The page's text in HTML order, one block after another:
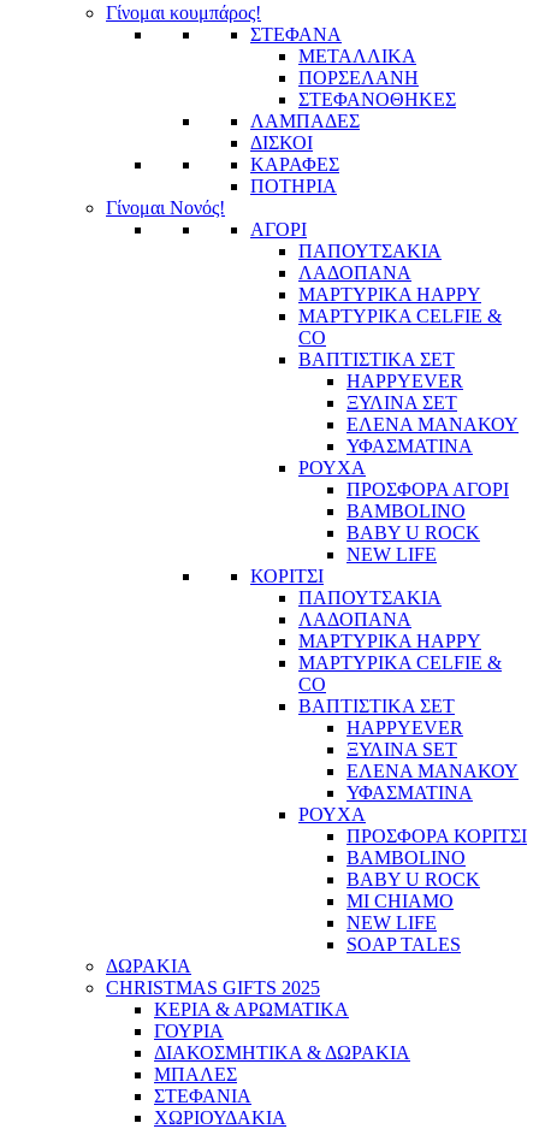
Γίνομαι κουμπάρος!
ΣΤΕΦΑΝΑ
ΜΕΤΑΛΛΙΚΑ
ΠΟΡΣΕΛΑΝΗ
ΣΤΕΦΑΝΟΘΗΚΕΣ
ΛΑΜΠΑΔΕΣ
ΔΙΣΚΟΙ
ΚΑΡΑΦΕΣ
ΠΟΤΗΡΙΑ
Γίνομαι Νονός!
ΑΓΟΡΙ
ΠΑΠΟΥΤΣΑΚΙΑ
ΛΑΔΟΠΑΝΑ
ΜΑΡΤΥΡΙΚΑ HAPPY
ΜΑΡΤΥΡΙΚΑ CELFIE &
CO
ΒΑΠΤΙΣΤΙΚΑ ΣΕΤ
HAPPYEVER
ΞΥΛΙΝΑ ΣΕΤ
ΕΛΕΝΑ ΜΑΝΑΚΟΥ
ΥΦΑΣΜΑΤΙΝΑ
ΡΟΥΧΑ
ΠΡΟΣΦΟΡΑ ΑΓΟΡΙ
BAMBOLINO
BABY U ROCK
NEW LIFE
ΚΟΡΙΤΣΙ
ΠΑΠΟΥΤΣΑΚΙΑ
ΛΑΔΟΠΑΝΑ
ΜΑΡΤΥΡΙΚΑ HAPPY
ΜΑΡΤΥΡΙΚΑ CELFIE &
CO
ΒΑΠΤΙΣΤΙΚΑ ΣΕΤ
HAPPYEVER
ΞΥΛΙΝΑ SET
ΕΛΕΝΑ ΜΑΝΑΚΟΥ
ΥΦΑΣΜΑΤΙΝΑ
ΡΟΥΧΑ
ΠΡΟΣΦΟΡΑ ΚΟΡΙΤΣΙ
BAMBOLINO
BABY U ROCK
MI CHIAMO
NEW LIFE
SOAP TALES
ΔΩΡΑΚΙΑ
CHRISTMAS GIFTS 2025
ΚΕΡΙΑ & ΑΡΩΜΑΤΙΚΑ
ΓΟΥΡΙΑ
ΔΙΑΚΟΣΜΗΤΙΚΑ & ΔΩΡΑΚΙΑ
ΜΠΑΛΕΣ
ΣΤΕΦΑΝΙΑ
ΧΩΡΙΟΥΔΑΚΙΑ